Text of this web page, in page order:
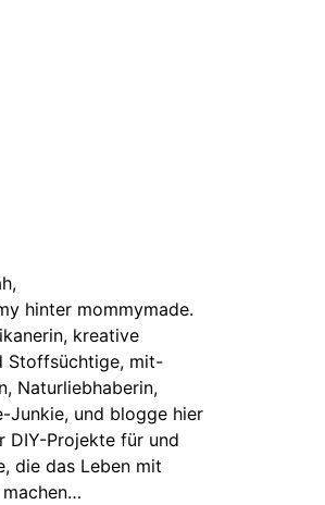
hinter mommymade.
kreative
Stoffsüchtige, mit-
Naturliebhaberin,
Junkie, und blogge hier
DIY-Projekte für und
die das Leben mit